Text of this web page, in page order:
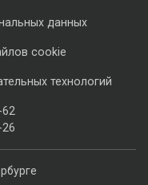
данных
cookie
технологий